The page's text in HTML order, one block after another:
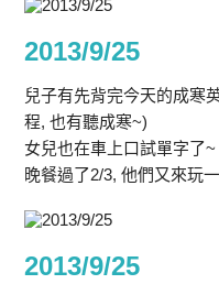
2013/9/25
兒子有先背完今天的成寒
程, 也有聽成寒~)
女兒也在車上口試單字了~
晚餐過了2/3, 他們又來玩
2013/9/25